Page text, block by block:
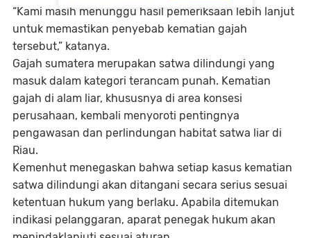
“Kami masih menunggu hasil pemeriksaan lebih lanjut
untuk memastikan penyebab kematian gajah
tersebut,” katanya.
Gajah sumatera merupakan satwa dilindungi yang
masuk dalam kategori terancam punah. Kematian
gajah di alam liar, khususnya di area konsesi
perusahaan, kembali menyoroti pentingnya
pengawasan dan perlindungan habitat satwa liar di
Riau.
Kemenhut menegaskan bahwa setiap kasus kematian
satwa dilindungi akan ditangani secara serius sesuai
ketentuan hukum yang berlaku. Apabila ditemukan
indikasi pelanggaran, aparat penegak hukum akan